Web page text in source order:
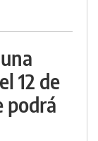
12 de
podrá